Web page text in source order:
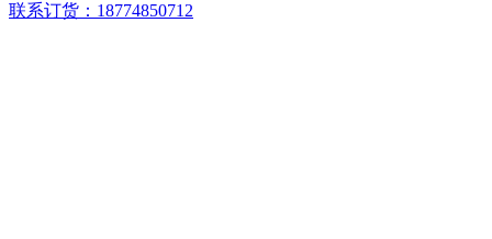
联系订货：18774850712